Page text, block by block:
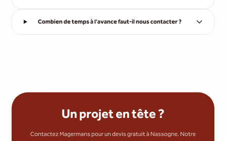
Combien de temps à l'avance faut-il nous contacter ?
Un projet en tête ?
Contactez Magermans pour un devis gratuit à Nassogne. Notre